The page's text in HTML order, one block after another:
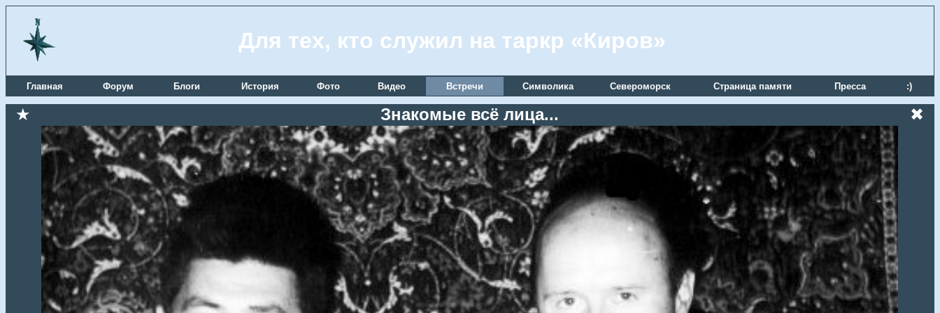
Для тех, кто служил на таркр «Киров»
Главная Форум Блоги История Фото Видео Встречи Символика Североморск Страница памяти Пресса :)
★ Знакомые всё лица... ✖